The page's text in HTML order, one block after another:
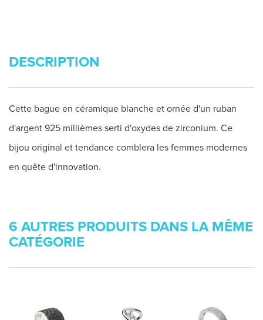
DESCRIPTION
Cette bague en céramique blanche et ornée d'un ruban
d'argent 925 millièmes serti d'oxydes de zirconium. Ce
bijou original et tendance comblera les femmes modernes
en quête d'innovation.
6 AUTRES PRODUITS DANS LA MÊME
CATÉGORIE